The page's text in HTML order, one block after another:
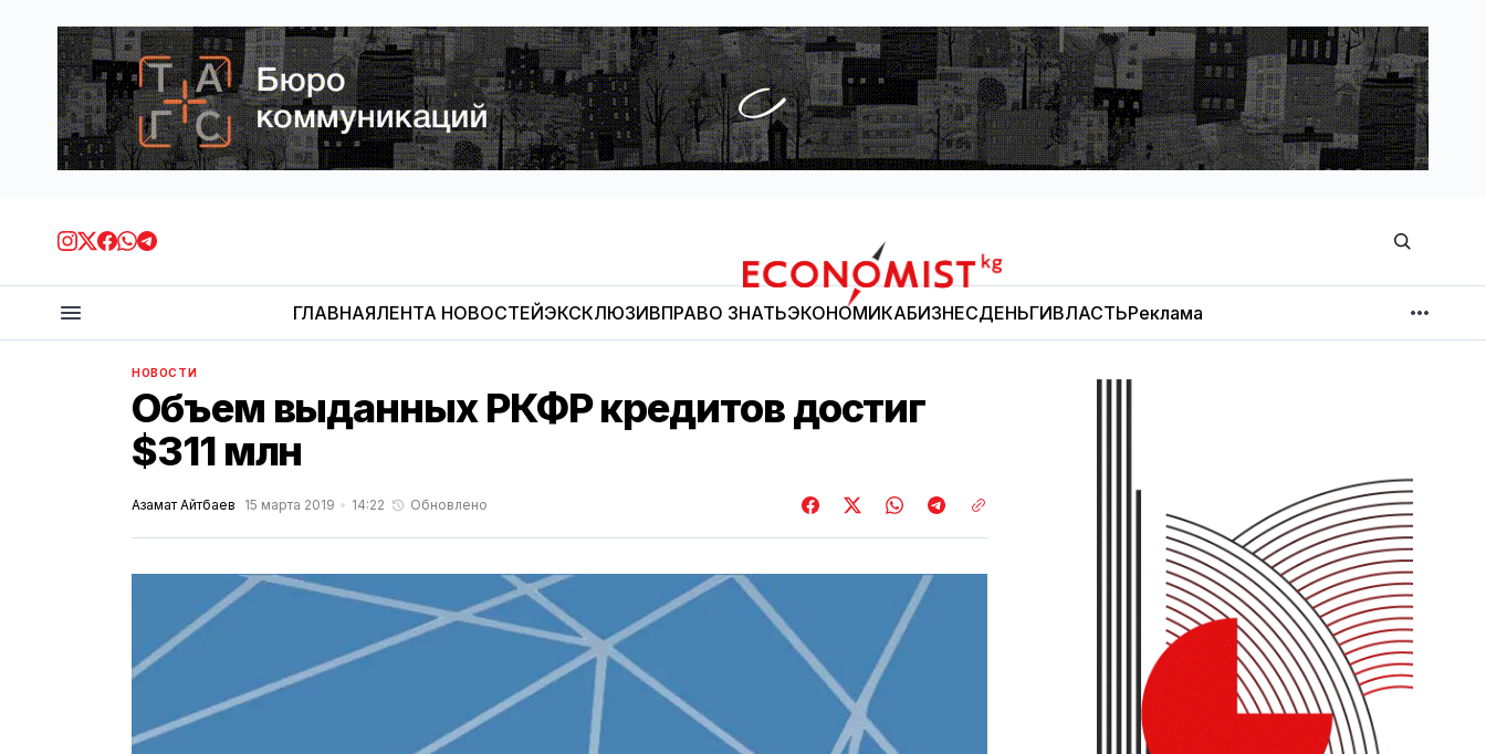
Economist.kg
ГЛАВНАЯЛЕНТА НОВОСТЕЙЭКСКЛЮЗИВПРАВО ЗНАТЬЭКОНОМИКАБИЗНЕСДЕНЬГИВЛАСТЬРеклама
МНЕНИЕ
НОВОСТИ
Объем выданных РКФР кредитов достиг
$311 млн
Азамат Айтбаев 15 марта 2019 14:22 Обновлено